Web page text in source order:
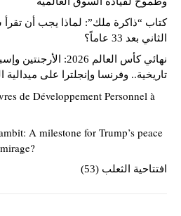
كتاب “ذاكرة ملك”: لماذا يجب أن
الثاني بعد 33 عاماً؟
نهائي كأس العالم 2026:
تاريخية.. وفرنسا وإنجلترا على ميدالية
de Développement Personnel à
A milestone for Trump’s peace
افتتاحية الثعلب (53)